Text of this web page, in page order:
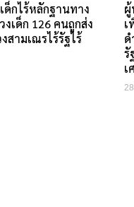
ด็กไร้หลักฐานทาง
เด็ก 126 คนถูกส่ง
สามเณรไร้รัฐไร้
ผู้
เ
ด
รั
เ